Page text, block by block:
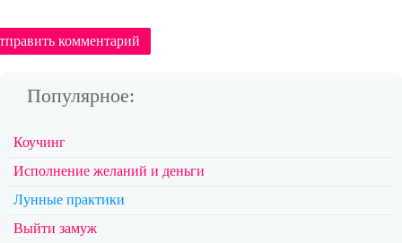
комментарий
Популярное:
Коучинг
Исполнение желаний и деньги
Лунные практики
Выйти замуж